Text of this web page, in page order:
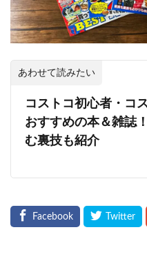
あわせて読みたい
コストコ初心者・コ
おすすめの本＆雑誌
む裏技も紹介